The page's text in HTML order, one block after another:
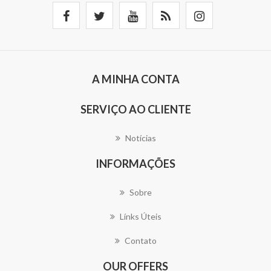
A MINHA CONTA
SERVIÇO AO CLIENTE
Notícias
INFORMAÇÕES
Sobre
Línks Úteis
Contato
OUR OFFERS